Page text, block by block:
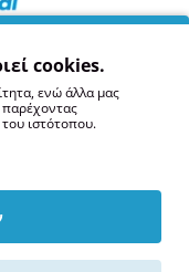
Cookiescookies.
ενώ άλλα μας
ιστότοπου.